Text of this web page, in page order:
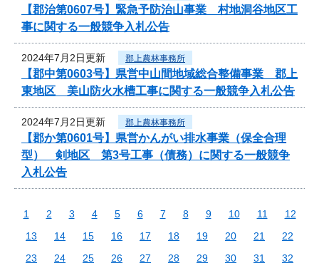
【郡治第0607号】緊急予防治山事業 村地洞谷地区工
事に関する一般競争入札公告
2024年7月2日更新 郡上農林事務所
【郡中第0603号】県営中山間地域総合整備事業 郡上
東地区 美山防火水槽工事に関する一般競争入札公告
2024年7月2日更新 郡上農林事務所
【郡か第0601号】県営かんがい排水事業（保全合理
型） 剣地区 第3号工事（債務）に関する一般競争
入札公告
1 2 3 4 5 6 7 8 9 10 11
12
13
14 15 16 17 18 19 20 21
22
23
24 25 26 27 28 29 30 31
32